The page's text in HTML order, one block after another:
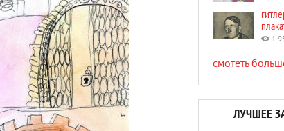
1
смотеть
ЛУЧШЕЕ